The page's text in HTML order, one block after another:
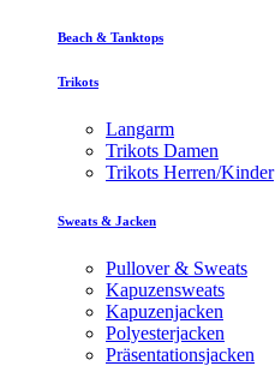
Beach & Tanktops
Trikots
Langarm
Trikots Damen
Trikots Herren/Kinder
Sweats & Jacken
Pullover & Sweats
Kapuzensweats
Kapuzenjacken
Polyesterjacken
Präsentationsjacken